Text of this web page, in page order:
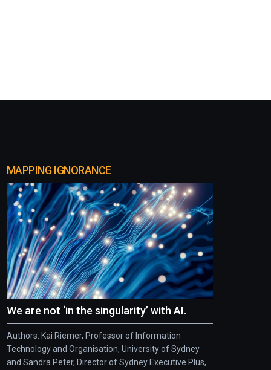
MAPPING IGNORANCE
We are not ‘in the singularity’ with AI.
Authors: Kai Riemer, Professor of Information
Technology and Organisation, University of Sydney
and Sandra Peter, Director of Sydney Executive Plus,